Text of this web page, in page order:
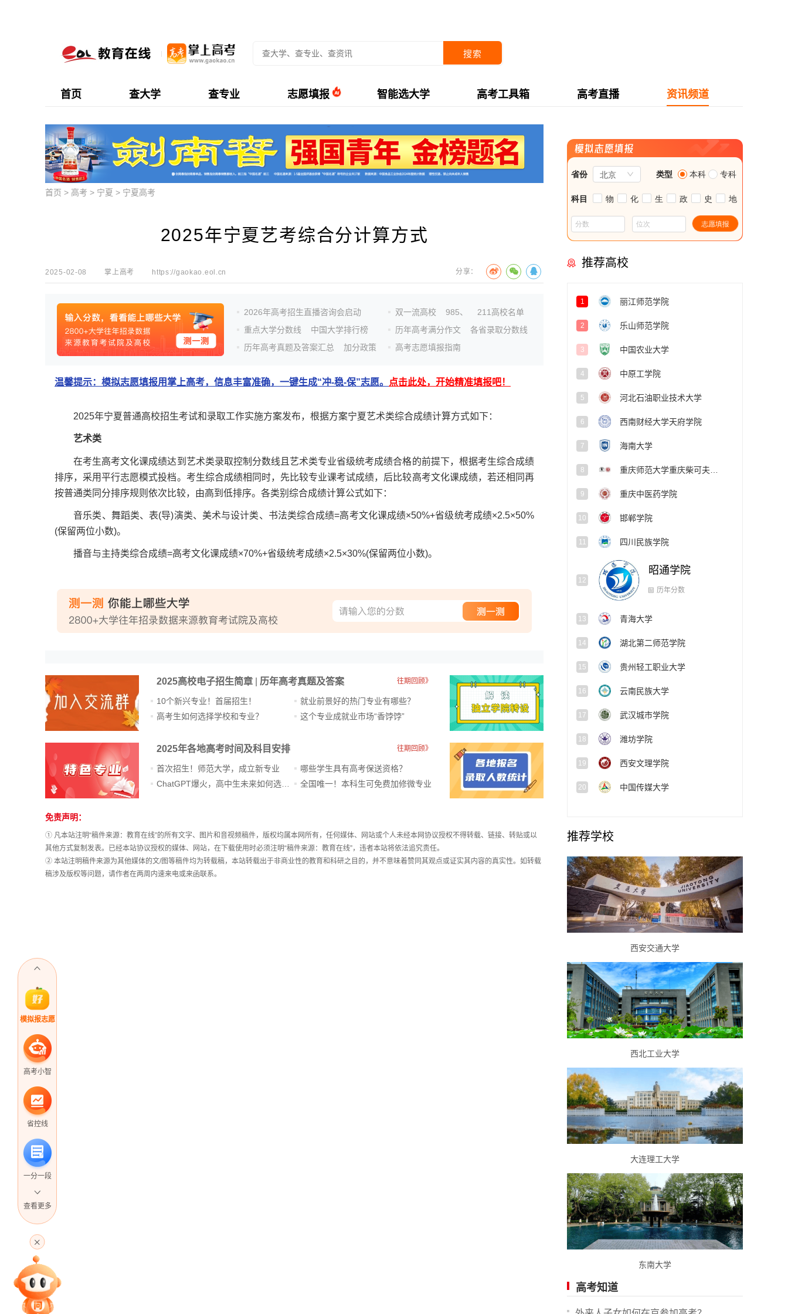
搜索
首页 查大学 查专业 志愿填报 智能选大学 高考工具箱 高考直播 资讯频道
模拟报志愿
高考小智
省控线
一分一段
专家指导课
查看更多
首页 > 高考 > 宁夏 > 宁夏高考
2025年宁夏艺考综合分计算方式
2025-02-08 掌上高考 https://gaokao.eol.cn 分享：
2026年高考招生直播咨询会启动
重点大学分数线
中国大学排行榜
历年高考真题及答案汇总
加分政策
双一流高校 985、
211高校名单
历年高考满分作文
各省录取分数线
高考志愿填报指南
温馨提示：模拟志愿填报用掌上高考，信息丰富准确，一键生成“冲-稳-保”志愿。 点击此处，开始精准填报吧！
2025年宁夏普通高校招生考试和录取工作实施方案发布，根据方案宁夏艺术类综合成绩计算方式如下：
艺术类
在考生高考文化课成绩达到艺术类录取控制分数线且艺术类专业省级统考成绩合格的前提下，根据考生综合成绩
排序，采用平行志愿模式投档。考生综合成绩相同时，先比较专业课考试成绩，后比较高考文化课成绩，若还相同再
按普通类同分排序规则依次比较，由高到低排序。各类别综合成绩计算公式如下：
音乐类、舞蹈类、表(导)演类、美术与设计类、书法类综合成绩=高考文化课成绩×50%+省级统考成绩×2.5×50%
(保留两位小数)。
播音与主持类综合成绩=高考文化课成绩×70%+省级统考成绩×2.5×30%(保留两位小数)。
2025高校电子招生简章 历年高考真题及答案 往期回顾》
10个新兴专业！首届招生！
高考生如何选择学校和专业？
就业前景好的热门专业有哪些？
这个专业成就业市场“香饽饽”​
2025年各地高考时间及科目安排 往期回顾》
首次招生！师范大学，成立新专业
哪些学生具有高考保送资格？
全国唯一！本科生可免费加修微专业
站
长
统
计
免责声明：
① 凡本站注明“稿件来源：教育在线”的所有文字、图片和音视频稿件，版权均属本网所有，任何媒体、网站或个人未经本网协议授权不得转载、链接、转贴或以
其他方式复制发表。已经本站协议授权的媒体、网站，在下载使用时必须注明“稿件来源：教育在线”，违者本站将依法追究责任。
② 本站注明稿件来源为其他媒体的文/图等稿件均为转载稿，本站转载出于非商业性的教育和科研之目的，并不意味着赞同其观点或证实其内容的真实性。如转载
稿涉及版权等问题，请作者在两周内速来电或来函联系。
推荐高校
1 丽江师范学院
2 乐山师范学院
3 中国农业大学
4 中原工学院
5 河北石油职业技术大学
6 西南财经大学天府学院
7 海南大学
8
9 重庆中医药学院
10 邯郸学院
11 四川民族学院
12
昭通学院
历年分数
13 青海大学
14 湖北第二师范学院
15 贵州轻工职业大学
16 云南民族大学
17 武汉城市学院
18 潍坊学院
19 西安文理学院
20 中国传媒大学
推荐学校
西安交通大学
西北工业大学
大连理工大学
东南大学
高考知道